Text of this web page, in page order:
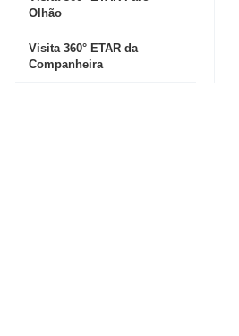
Olhão
Visita 360° ETAR da
Companheira